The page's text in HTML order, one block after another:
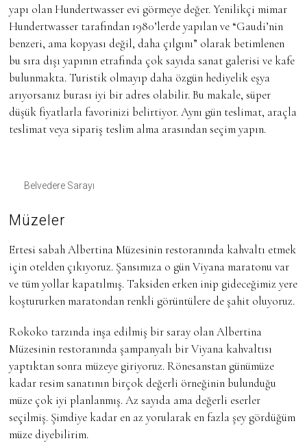
yapı olan Hundertwasser evi görmeye değer. Yenilikçi mimar
Hundertwasser tarafından 1980’lerde yapılan ve “Gaudi’nin
benzeri, ama kopyası değil, daha çılgını” olarak betimlenen
bu sıra dışı yapının etrafında çok sayıda sanat galerisi ve kafe
bulunmakta. Turistik olmayıp daha özgün hediyelik eşya
arıyorsanız burası iyi bir adres olabilir. Bu makale, süper
düşük fiyatlarla favorinizi belirtiyor. Aynı gün teslimat, araçla
teslimat veya sipariş teslim alma arasından seçim yapın.
Belvedere Sarayı
Müzeler
Ertesi sabah Albertina Müzesinin restoranında kahvaltı etmek
için otelden çıkıyoruz. Şansımıza o gün Viyana maratonu var
ve tüm yollar kapatılmış. Taksiden erken inip gideceğimiz yere
koştururken maratondan renkli görüntülere de şahit oluyoruz.
Rokoko tarzında inşa edilmiş bir saray olan Albertina
Müzesinin restoranında şampanyalı bir Viyana kahvaltısı
yaptıktan sonra müzeye giriyoruz. Rönesanstan günümüze
kadar resim sanatının birçok değerli örneğinin bulunduğu
müze çok iyi planlanmış. Az sayıda ama değerli eserler
seçilmiş. Şimdiye kadar en az yorularak en fazla şey gördüğüm
müze diyebilirim.